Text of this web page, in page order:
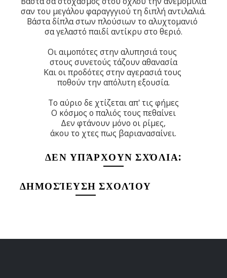
σαν του μεγάλου φαραγγγιού τη διπλή αντιλαλιά.
Βάστα δίπλα στων πλούσιων το αλυχτομανιό
σα γελαστό παιδί αντίκρυ στο θεριό.
Οι αιμοπότες στην αλυπησιά τους
στους συνετούς τάζουν αθανασία
Και οι προδότες στην αγερασιά τους
ποθούν την απόλυτη εξουσία.
Το αύριο δε χτίζεται απ' τις φήμες
Ο κόσμος ο παλιός τους πεθαίνει
Δεν φτάνουν μόνο οι ρίμες,
άκου το χτες πως βαριανασαίνει.
ΔΕΝ ΥΠΆΡΧΟΥΝ ΣΧΌΛΙΑ:
ΔΗΜΟΣΊΕΥΣΗ ΣΧΟΛΊΟΥ